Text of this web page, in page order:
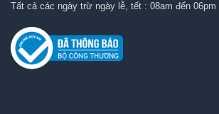
Tất cả các ngày trừ ngày lễ, tết : 08am đến 06pm